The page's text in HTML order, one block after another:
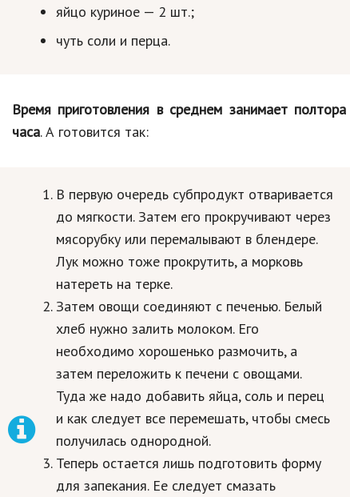
яйцо куриное — 2 шт.;
чуть соли и перца.
Время приготовления в среднем занимает полтора
часа. А готовится так:
В первую очередь субпродукт отваривается
до мягкости. Затем его прокручивают через
мясорубку или перемалывают в блендере.
Лук можно тоже прокрутить, а морковь
натереть на терке.
Затем овощи соединяют с печенью. Белый
хлеб нужно залить молоком. Его
необходимо хорошенько размочить, а
затем переложить к печени с овощами.
Туда же надо добавить яйца, соль и перец
и как следует все перемешать, чтобы смесь
получилась однородной.
Теперь остается лишь подготовить форму
для запекания. Ее следует смазать